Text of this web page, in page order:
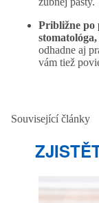
Približne po
stomatológa,
odhadne aj
vám tiež
Související články